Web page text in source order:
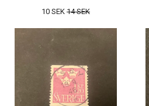
10 SEK 14 SEK